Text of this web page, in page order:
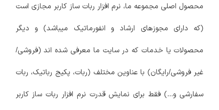
محصول اصلی مجموعه ما، نرم افزار ربات ساز کاربر مجازی است
(که دارای مجوزهای ارشاد و انفورماتیک میباشد) و دیگر
محصولات یا خدمات که در سایت ما معرفی شده اند (فروشی/
غیر فروشی/رایگان) با عناوین مختلف (ربات، پکیج رباتیک، ربات
سفارشی و...) فقط برای نمایش قدرت نرم افزار ربات ساز کاربر